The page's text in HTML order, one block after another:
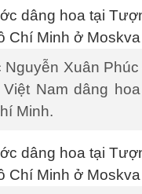
Nguyễn Xuân
Nam dâng
Minh.